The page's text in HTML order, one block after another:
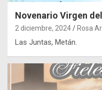
Novenario Virgen
2 diciembre, 2024 Rosa
Las Juntas, Metán.